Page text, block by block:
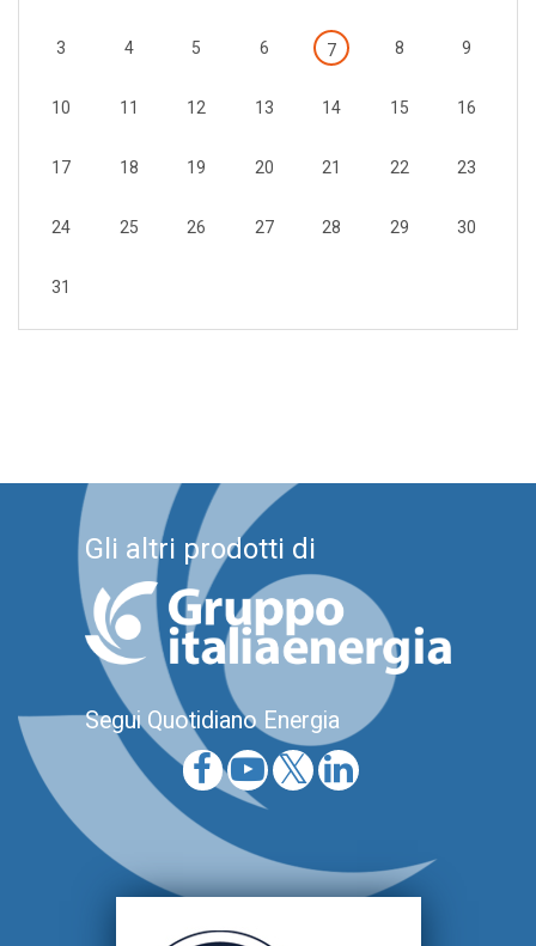
3 4 5 6 7 8 9
10 11 12 13 14 15 16
17 18 19 20 21 22 23
24 25 26 27 28 29 30
31
Gli altri prodotti di
Segui Quotidiano Energia